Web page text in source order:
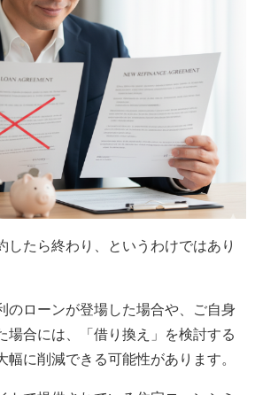
したら終わり、というわけではあり
のローンが登場した場合や、ご自身
場合には、「借り換え」を検討する
幅に削減できる可能性があります。